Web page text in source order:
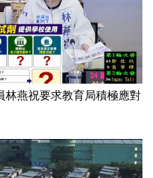
燕祝要求教育局積極應對